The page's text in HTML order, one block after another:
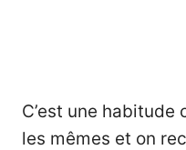
C’est une habitude
les mêmes et on